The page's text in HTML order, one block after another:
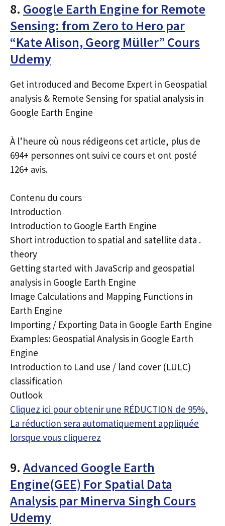
8. Google Earth Engine for Remote
Sensing: from Zero to Hero par
“Kate Alison, Georg Müller” Cours
Udemy
Get introduced and Become Expert in Geospatial
analysis & Remote Sensing for spatial analysis in
Google Earth Engine
À l’heure où nous rédigeons cet article, plus de
694+ personnes ont suivi ce cours et ont posté
126+ avis.
Contenu du cours
Introduction
Introduction to Google Earth Engine
Short introduction to spatial and satellite data .
theory
Getting started with JavaScrip and geospatial
analysis in Google Earth Engine
Image Calculations and Mapping Functions in
Earth Engine
Importing / Exporting Data in Google Earth Engine
Examples: Geospatial Analysis in Google Earth
Engine
Introduction to Land use / land cover (LULC)
classification
Outlook
Cliquez ici pour obtenir une RÉDUCTION de 95%,
La réduction sera automatiquement appliquée
lorsque vous cliquerez
9. Advanced Google Earth
Engine(GEE) For Spatial Data
Analysis par Minerva Singh Cours
Udemy